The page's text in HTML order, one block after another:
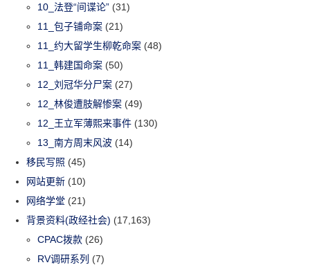
10_法登“间谍论” (31)
11_包子铺命案 (21)
11_约大留学生柳乾命案 (48)
11_韩建国命案 (50)
12_刘冠华分尸案 (27)
12_林俊遭肢解惨案 (49)
12_王立军薄熙来事件 (130)
13_南方周末风波 (14)
移民写照 (45)
网站更新 (10)
网络学堂 (21)
背景资料(政经社会) (17,163)
CPAC拨款 (26)
RV调研系列 (7)